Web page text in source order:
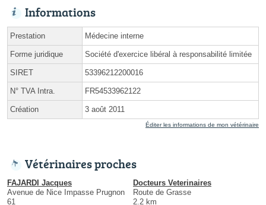
Informations
Prestation Médecine interne
Forme juridique Société d'exercice libéral à responsabilité limitée
SIRET 53396212200016
N° TVA Intra. FR54533962122
Création 3 août 2011
Éditer les informations de mon vétérinaire
Vétérinaires proches
FAJARDI Jacques
Avenue de Nice Impasse Prugnon
61
Docteurs Veterinaires
Route de Grasse
2.2 km